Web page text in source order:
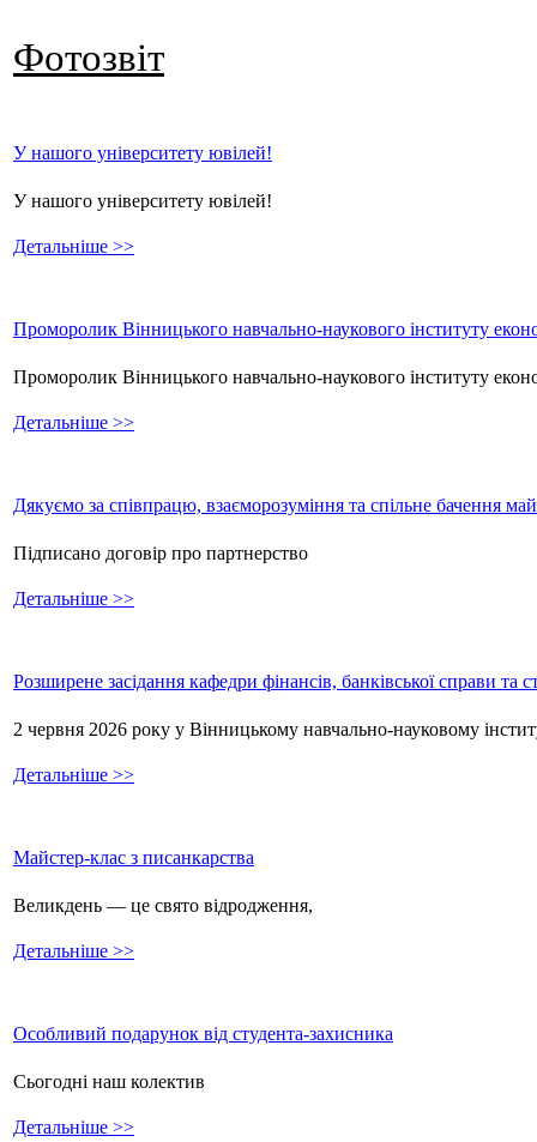
Фотозвіт
У нашого університету ювілей!
У нашого університету ювілей!
Детальніше >>
Проморолик Вінницького навчально-наукового інституту
Проморолик Вінницького навчально-наукового інституту
Детальніше >>
Дякуємо за співпрацю, взаєморозуміння та спільне бачення
Підписано договір про партнерство
Детальніше >>
Розширене засідання кафедри фінансів, банківської справи та
2 червня 2026 року у Вінницькому навчально-науковому
Детальніше >>
Майстер-клас з писанкарства
Великдень — це свято відродження,
Детальніше >>
Особливий подарунок від студента-захисника
Сьогодні наш колектив
Детальніше >>